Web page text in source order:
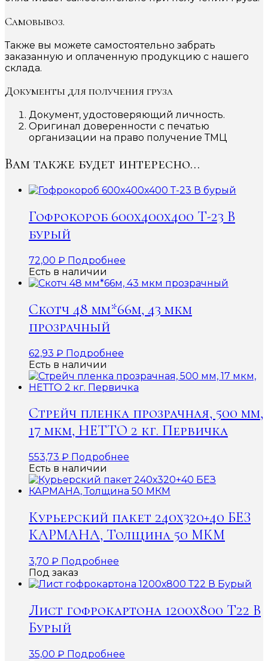
Самовывоз.
Также вы можете самостоятельно забрать
заказанную и оплаченную продукцию с нашего
склада.
Документы для получения груза
Документ, удостоверяющий личность.
Оригинал доверенности с печатью
организации на право получение ТМЦ
Вам также будет интересно…
Гофрокороб 600x400x400 Т-23 В
бурый
72,00 ₽ Подробнее
Есть в наличии
Скотч 48 мм*66м, 43 мкм
прозрачный
62,93 ₽ Подробнее
Есть в наличии
Стрейч пленка прозрачная, 500 мм,
17 мкм, НЕТТО 2 кг. Первичка
553,73 ₽ Подробнее
Есть в наличии
Курьерский пакет 240х320+40 БЕЗ
КАРМАНА, Толщина 50 МКМ
3,70 ₽ Подробнее
Под заказ
Лист гофрокартона 1200х800 Т22 В
Бурый
35,00 ₽ Подробнее